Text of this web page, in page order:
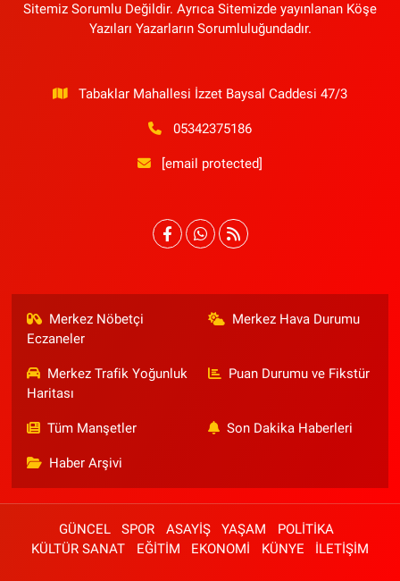
Sitemiz Sorumlu Değildir. Ayrıca Sitemizde yayınlanan Köşe
Yazıları Yazarların Sorumluluğundadır.
Tabaklar Mahallesi İzzet Baysal Caddesi 47/3
05342375186
[email protected]
Merkez Nöbetçi
Eczaneler
Merkez Hava Durumu
Merkez Trafik Yoğunluk
Haritası
Puan Durumu ve Fikstür
Tüm Manşetler Son Dakika Haberleri
Haber Arşivi
GÜNCEL SPOR ASAYİŞ YAŞAM
POLİTİKA
KÜLTÜR SANAT
EĞİTİM EKONOMİ KÜNYE İLETİŞİM